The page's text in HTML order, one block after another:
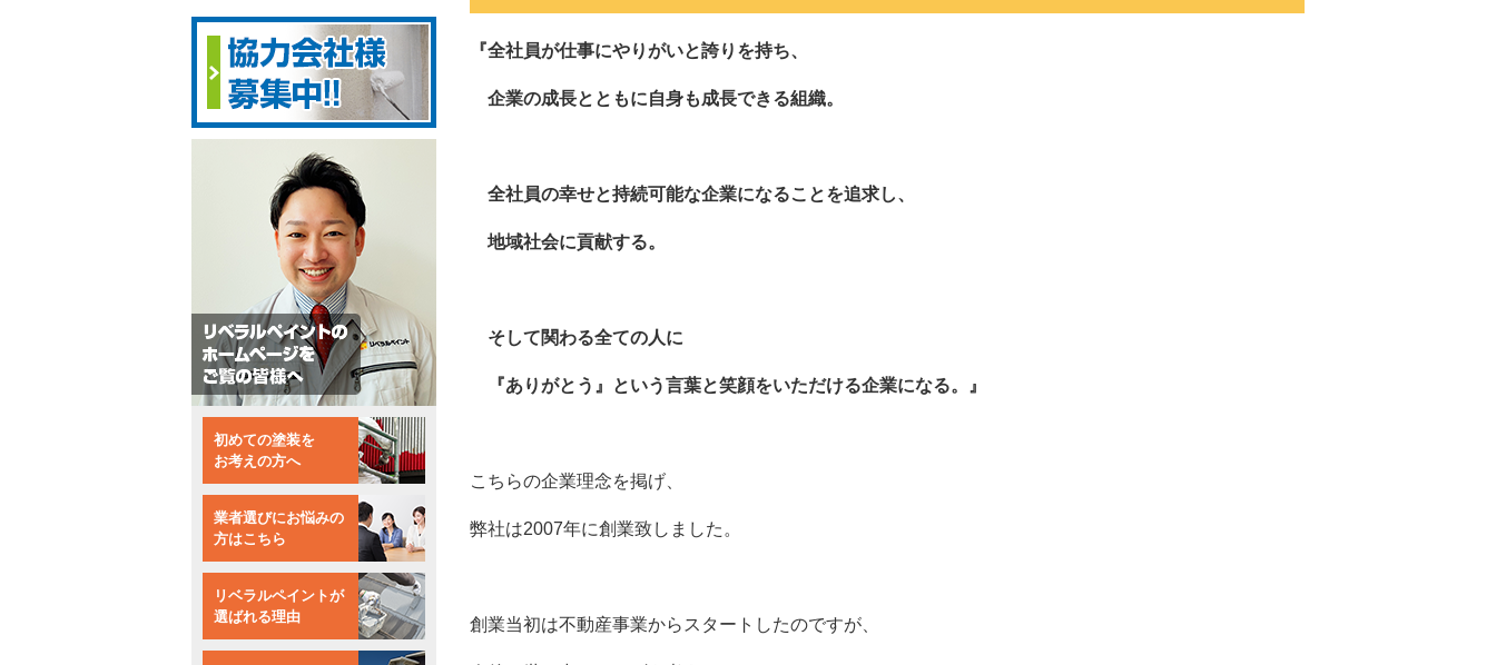
『全社員が仕事にやりがいと誇りを持ち、
企業の成長とともに自身も成長できる組織。
全社員の幸せと持続可能な企業になることを追求し、
地域社会に貢献する。
そして関わる全ての人に
『ありがとう』という言葉と笑顔をいただける企業になる。』
こちらの企業理念を掲げ、
弊社は2007年に創業致しました。
創業当初は不動産事業からスタートしたのですが、
初めての塗装を
お考えの方へ
業者選びにお悩みの
方はこちら
リベラルペイントが
選ばれる理由